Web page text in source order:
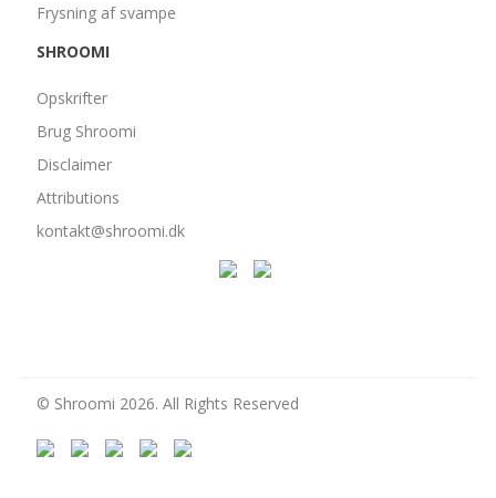
Frysning af svampe
SHROOMI
Opskrifter
Brug Shroomi
Disclaimer
Attributions
kontakt@shroomi.dk
© Shroomi 2026. All Rights Reserved